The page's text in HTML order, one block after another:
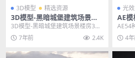
3D模型 精选资源
3D模型-黑暗城堡建筑场景楼
房3D模型 (格式支持：OBJ/FB
X/MAX)
3D模型-黑暗城堡建筑场景楼房3D
模型 (格式支持：OBJ/FBX/MAX)
主...7年前 2.4K
光
AE模
技屏
AE54
元素
100%
4